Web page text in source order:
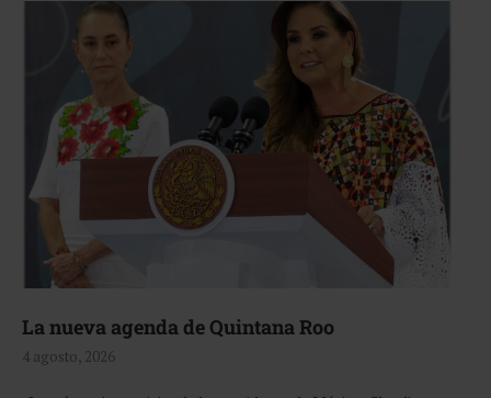
La nueva agenda de Quintana Roo
4 agosto, 2026